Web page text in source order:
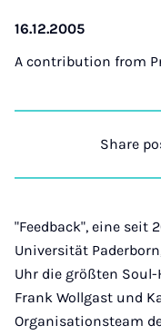
16.12.2005
A contribution from
Share
"Feedback", eine seit
Universität
Uhr die größten
Frank Wollgast und
Organisationsteam